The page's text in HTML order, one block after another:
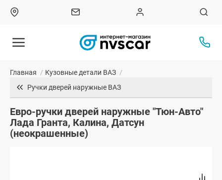
Главная / Кузовные детали ВАЗ /
Ручки дверей наружные ВАЗ
Евро-ручки дверей наружные "Тюн-Авто"
Лада Гранта, Калина, Датсун
(неокрашенные)